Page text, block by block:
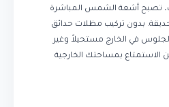
تصبح أشعة الشمس المباشرة
بدون تركيب مظلات حدائق
في الخارج مستحيلاً وغير
الاستمتاع بمساحتك الخارجية